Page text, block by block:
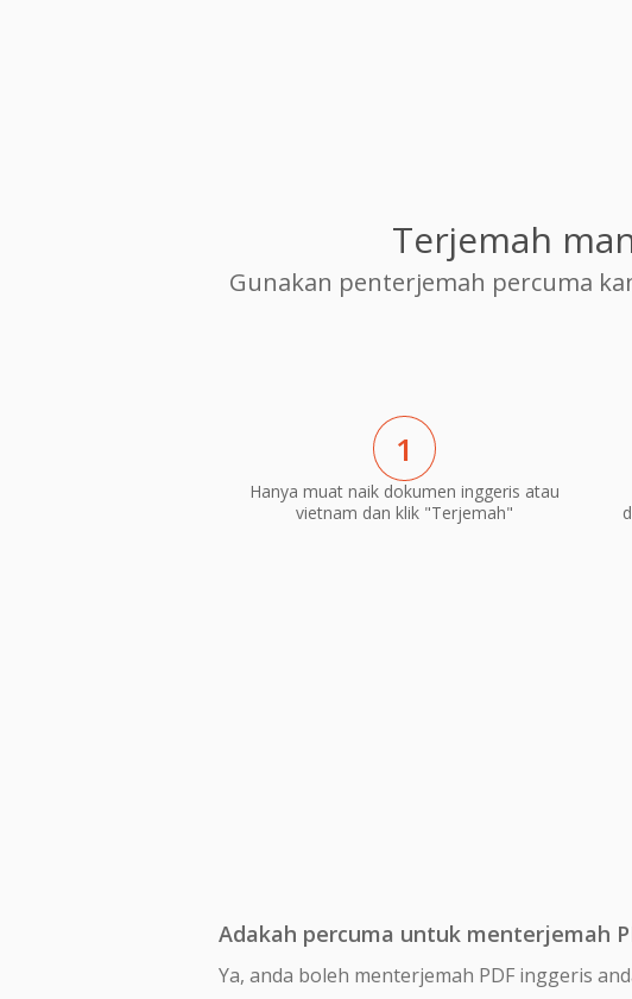
Terjemah
Gunakan penterjemah percuma
1
Hanya muat naik dokumen inggeris atau
vietnam dan klik "Terjemah"
Adakah percuma untuk menterjemah
Ya, anda boleh menterjemah PDF inggeris